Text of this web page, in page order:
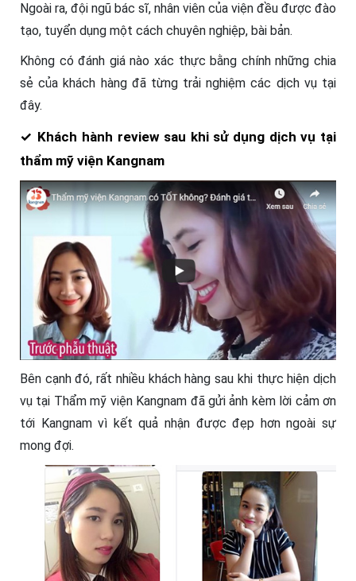
Ngoài ra, đội ngũ bác sĩ, nhân viên của viện đều được đào
tạo, tuyển dụng một cách chuyên nghiệp, bài bản.
Không có đánh giá nào xác thực bằng chính những chia
sẻ của khách hàng đã từng trải nghiệm các dịch vụ tại
đây.
✓ Khách hành review sau khi sử dụng dịch vụ tại
thẩm mỹ viện Kangnam
Bên cạnh đó, rất nhiều khách hàng sau khi thực hiện dịch
vụ tại Thẩm mỹ viện Kangnam đã gửi ảnh kèm lời cảm ơn
tới Kangnam vì kết quả nhận được đẹp hơn ngoài sự
mong đợi.